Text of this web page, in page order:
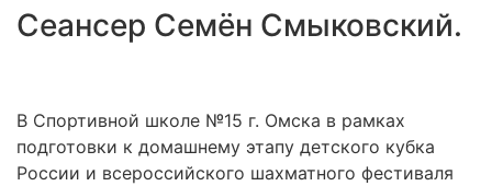
Сеансер Семён Смыковский.
В Спортивной школе №15 г. Омска в рамках
подготовки к домашнему этапу детского кубка
России и всероссийского шахматного фестиваля